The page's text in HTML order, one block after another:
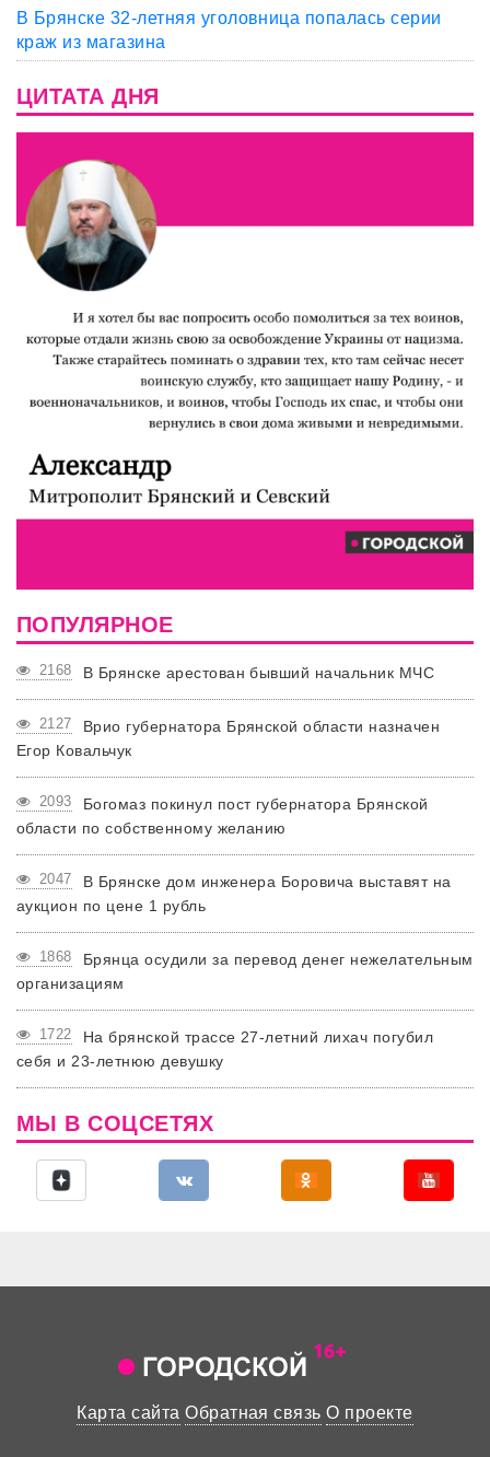
В Брянске 32-летняя уголовница попалась серии
краж из магазина
ЦИТАТА ДНЯ
ПОПУЛЯРНОЕ
2168 В Брянске арестован бывший начальник МЧС
2127
Врио губернатора Брянской области назначен
Егор Ковальчук
2093
Богомаз покинул пост губернатора Брянской
области по собственному желанию
2047
В Брянске дом инженера Боровича выставят на
аукцион по цене 1 рубль
1868
Брянца осудили за перевод денег нежелательным
организациям
1722
На брянской трассе 27-летний лихач погубил
себя и 23-летнюю девушку
МЫ В СОЦСЕТЯХ
Карта сайта Обратная связь О проекте